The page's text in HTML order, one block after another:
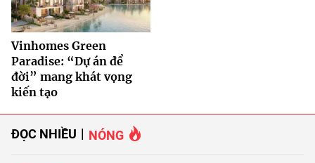
Vinhomes Green
Paradise: “Dự án để
đời” mang khát vọng
kiến tạo
ĐỌC NHIỀU NÓNG